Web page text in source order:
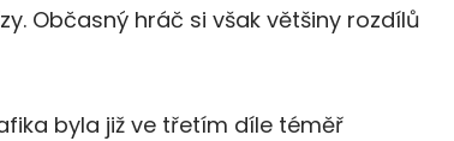
Občasný hráč si však většiny rozdílů
byla již ve třetím díle téměř